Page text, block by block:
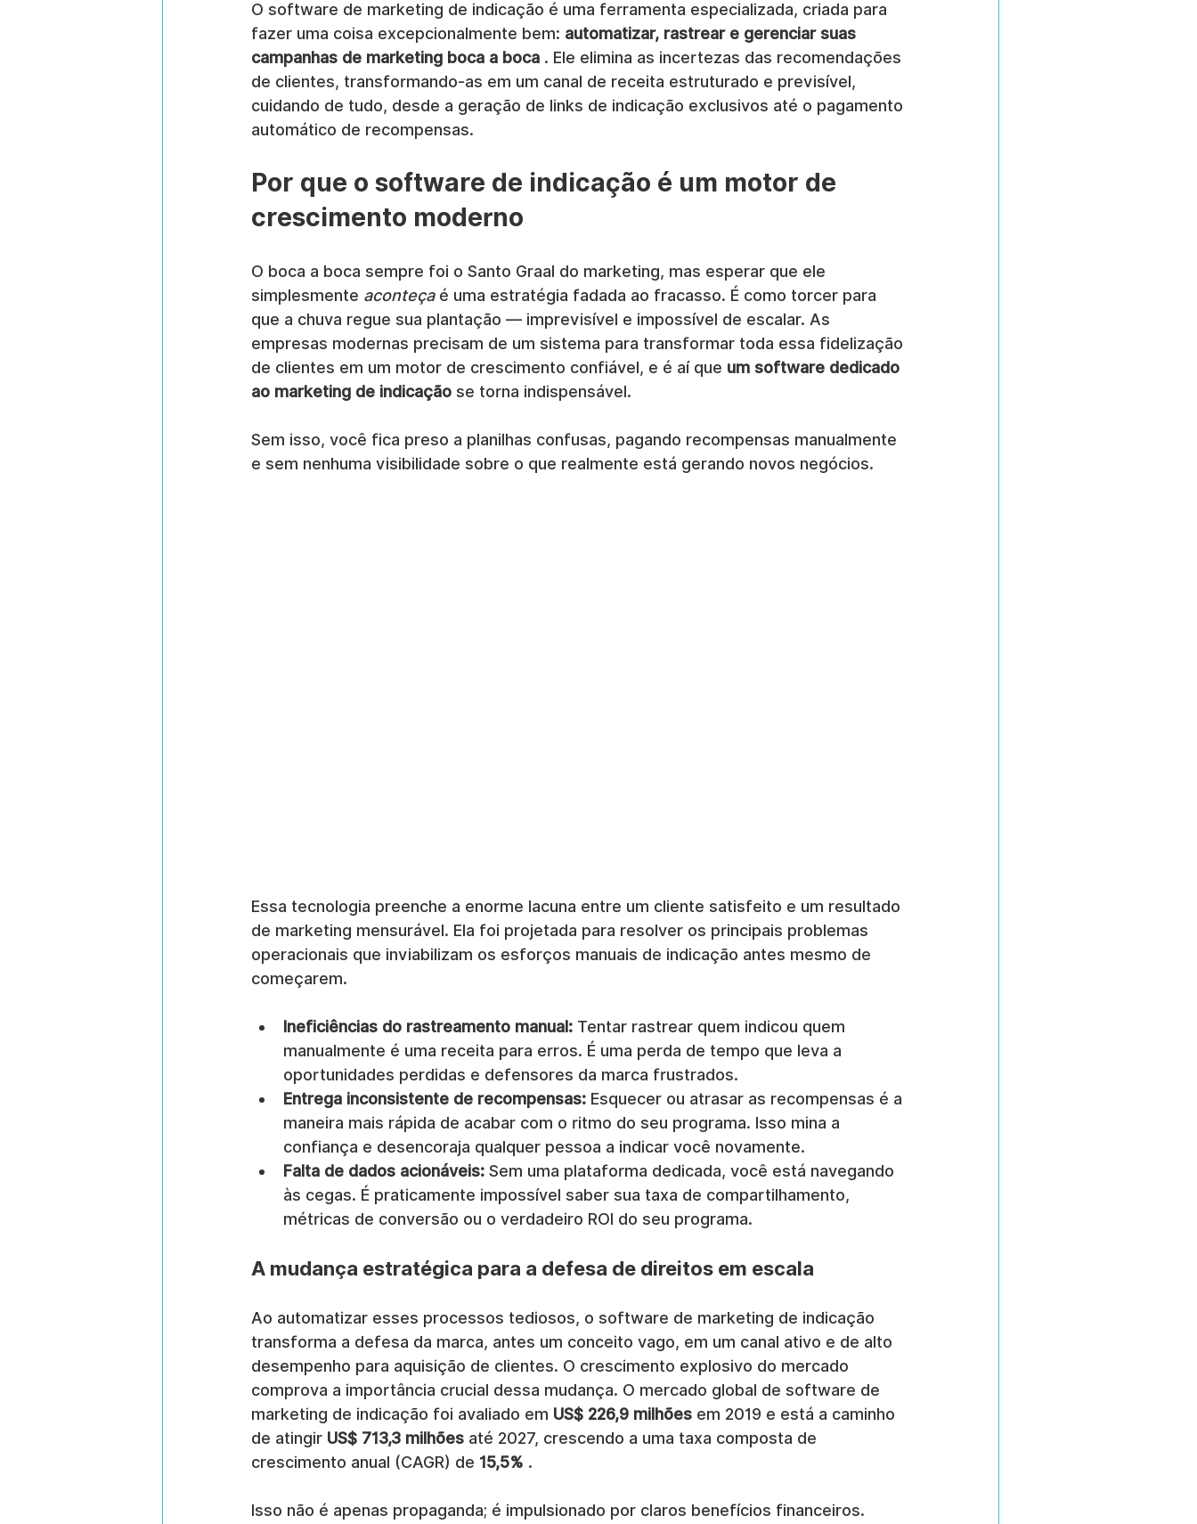
O software de marketing de indicação é uma ferramenta especializada, criada para
fazer uma coisa excepcionalmente bem: automatizar, rastrear e gerenciar suas
campanhas de marketing boca a boca . Ele elimina as incertezas das recomendações
de clientes, transformando-as em um canal de receita estruturado e previsível,
cuidando de tudo, desde a geração de links de indicação exclusivos até o pagamento
automático de recompensas.
Por que o software de indicação é um motor de
crescimento moderno
O boca a boca sempre foi o Santo Graal do marketing, mas esperar que ele
simplesmente aconteça é uma estratégia fadada ao fracasso. É como torcer para
que a chuva regue sua plantação — imprevisível e impossível de escalar. As
empresas modernas precisam de um sistema para transformar toda essa fidelização
de clientes em um motor de crescimento confiável, e é aí que um software dedicado
ao marketing de indicação se torna indispensável.
Sem isso, você fica preso a planilhas confusas, pagando recompensas manualmente
e sem nenhuma visibilidade sobre o que realmente está gerando novos negócios.
Essa tecnologia preenche a enorme lacuna entre um cliente satisfeito e um resultado
de marketing mensurável. Ela foi projetada para resolver os principais problemas
operacionais que inviabilizam os esforços manuais de indicação antes mesmo de
começarem.
Ineficiências do rastreamento manual: Tentar rastrear quem indicou quem
manualmente é uma receita para erros. É uma perda de tempo que leva a
oportunidades perdidas e defensores da marca frustrados.
Entrega inconsistente de recompensas: Esquecer ou atrasar as recompensas é a
maneira mais rápida de acabar com o ritmo do seu programa. Isso mina a
confiança e desencoraja qualquer pessoa a indicar você novamente.
Falta de dados acionáveis: Sem uma plataforma dedicada, você está navegando
às cegas. É praticamente impossível saber sua taxa de compartilhamento,
métricas de conversão ou o verdadeiro ROI do seu programa.
A mudança estratégica para a defesa de direitos em escala
Ao automatizar esses processos tediosos, o software de marketing de indicação
transforma a defesa da marca, antes um conceito vago, em um canal ativo e de alto
desempenho para aquisição de clientes. O crescimento explosivo do mercado
comprova a importância crucial dessa mudança. O mercado global de software de
marketing de indicação foi avaliado em US$ 226,9 milhões em 2019 e está a caminho
de atingir US$ 713,3 milhões até 2027, crescendo a uma taxa composta de
crescimento anual (CAGR) de 15,5% .
Isso não é apenas propaganda; é impulsionado por claros benefícios financeiros.